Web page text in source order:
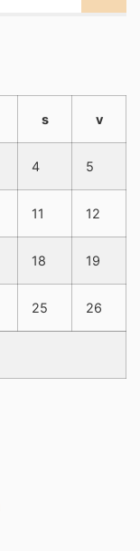
s v
4 5
11 12
18 19
25 26